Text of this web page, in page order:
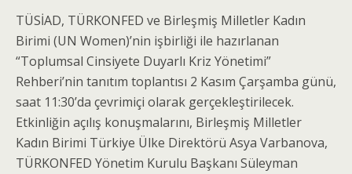
TÜSİAD, TÜRKONFED ve Birleşmiş Milletler Kadın
Birimi (UN Women)’nin işbirliği ile hazırlanan
“Toplumsal Cinsiyete Duyarlı Kriz Yönetimi”
Rehberi’nin tanıtım toplantısı 2 Kasım Çarşamba günü,
saat 11:30’da çevrimiçi olarak gerçekleştirilecek.
Etkinliğin açılış konuşmalarını, Birleşmiş Milletler
Kadın Birimi Türkiye Ülke Direktörü Asya Varbanova,
TÜRKONFED Yönetim Kurulu Başkanı Süleyman